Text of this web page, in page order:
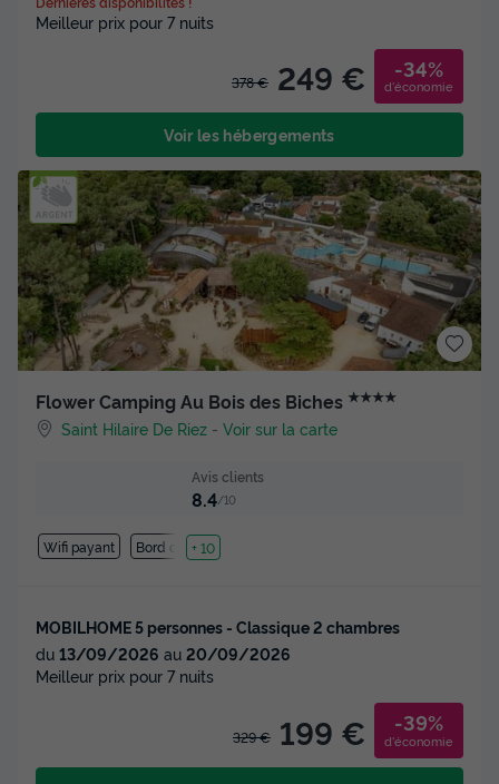
Meilleur prix pour 7 nuits
378 € 249 € -34%
d'économie
Voir les hébergements
Flower Camping Au Bois des Biches ★★★★
Saint Hilaire De Riez -Voir sur la carte
Avis clients
8.4/10
Wifi payant Bord de mer
+ 10
MOBILHOME 5 personnes - Classique 2 chambres
du 13/09/2026 au 20/09/2026
Meilleur prix pour 7 nuits
329 € 199 € -39%
d'économie